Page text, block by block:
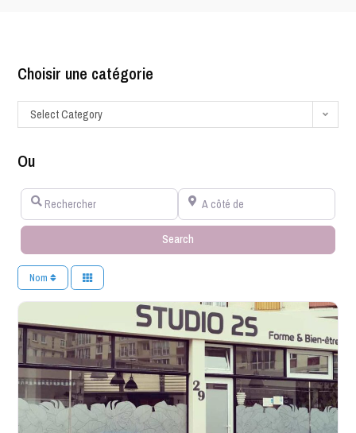
Choisir une catégorie
Select Category
Ou
Rechercher A côté de
Search
Nom